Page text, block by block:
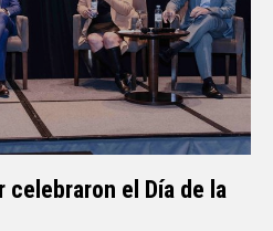
el Día de la